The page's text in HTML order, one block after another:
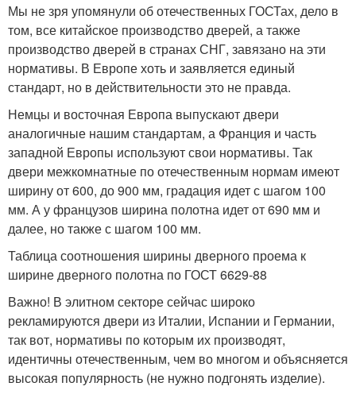
Мы не зря упомянули об отечественных ГОСТах, дело в
том, все китайское производство дверей, а также
производство дверей в странах СНГ, завязано на эти
нормативы. В Европе хоть и заявляется единый
стандарт, но в действительности это не правда.
Немцы и восточная Европа выпускают двери
аналогичные нашим стандартам, а Франция и часть
западной Европы используют свои нормативы. Так
двери межкомнатные по отечественным нормам имеют
ширину от 600, до 900 мм, градация идет с шагом 100
мм. А у французов ширина полотна идет от 690 мм и
далее, но также с шагом 100 мм.
Таблица соотношения ширины дверного проема к
ширине дверного полотна по ГОСТ 6629-88
Важно! В элитном секторе сейчас широко
рекламируются двери из Италии, Испании и Германии,
так вот, нормативы по которым их производят,
идентичны отечественным, чем во многом и объясняется
высокая популярность (не нужно подгонять изделие).